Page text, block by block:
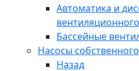
Автоматика и
Бассейные
Насосы
Назад